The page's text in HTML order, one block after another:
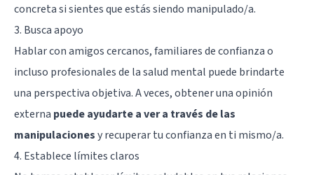
concreta si sientes que estás siendo manipulado/a.
3. Busca apoyo
Hablar con amigos cercanos, familiares de confianza o
incluso profesionales de la salud mental puede brindarte
una perspectiva objetiva. A veces, obtener una opinión
externa puede ayudarte a ver a través de las
manipulacionesy recuperar tu confianza en ti mismo/a.
4. Establece límites claros